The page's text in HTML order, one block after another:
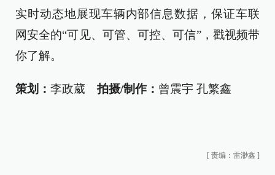
实时动态地展现车辆内部信息数据，保证车联
网安全的“可见、可管、可控、可信”，戳视频带
你了解。
策划： 李政葳拍摄/制作： 曾震宇 孔繁鑫
[ 责编：雷渺鑫 ]